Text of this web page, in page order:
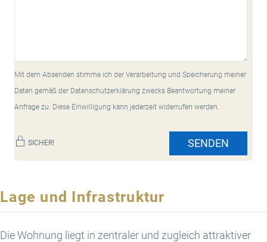
Mit dem Absenden stimme ich der Verarbeitung und Speicherung meiner
Daten gemäß der Datenschutzerklärung zwecks Beantwortung meiner
Anfrage zu. Diese Einwilligung kann jederzeit widerrufen werden.
SICHER! SENDEN
Lage und Infrastruktur
Die Wohnung liegt in zentraler und zugleich attraktiver